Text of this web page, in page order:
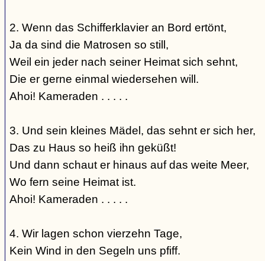
2. Wenn das Schifferklavier an Bord ertönt,
Ja da sind die Matrosen so still,
Weil ein jeder nach seiner Heimat sich sehnt,
Die er gerne einmal wiedersehen will.
Ahoi! Kameraden . . . . .
3. Und sein kleines Mädel, das sehnt er sich her,
Das zu Haus so heiß ihn geküßt!
Und dann schaut er hinaus auf das weite Meer,
Wo fern seine Heimat ist.
Ahoi! Kameraden . . . . .
4. Wir lagen schon vierzehn Tage,
Kein Wind in den Segeln uns pfiff.